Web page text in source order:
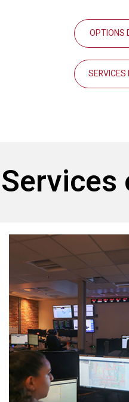
OPTIONS
SERVICES